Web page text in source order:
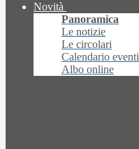
Novità
Panoramica
Le notizie
Le circolari
Calendario eventi
Albo online